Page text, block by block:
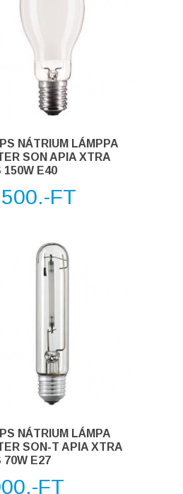
NÁTRIUM LÁMPPA
SON APIA XTRA
150W E40
FT
NÁTRIUM LÁMPA
SON-T APIA XTRA
70W E27
FT